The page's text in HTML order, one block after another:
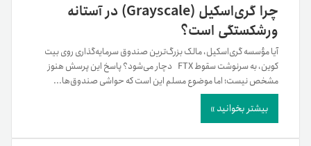
چرا گری‌اسکیل (Grayscale) در آستانه
ورشکستگی است؟
آیا مؤسسه گری‌اسکیل، مالک بزرگ‌ترین صندوق سرمایه‌گذاری روی بیت
کوین، به سرنوشت سقوط FTX دچار می‌شود؟ پاسخ این پرسش هنوز
مشخص نیست؛ اما موضوع مسلم این است که حواشی صندوق‌ها...
بیشتر بخوانید »